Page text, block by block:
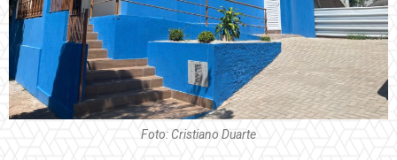
Foto: Cristiano Duarte